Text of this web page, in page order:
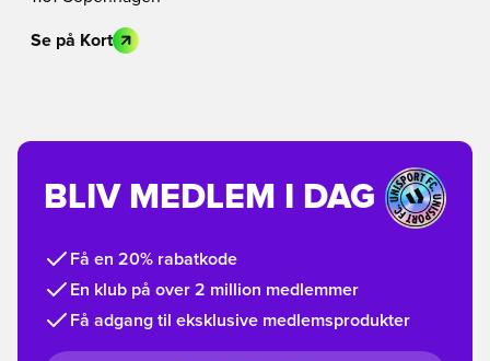
Se på Kort
BLIV MEDLEM I DAG
Få en 20% rabatkode
En klub på over 2 million medlemmer
Få adgang til eksklusive medlemsprodukter